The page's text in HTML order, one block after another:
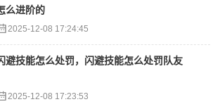
么进阶的
2025-12-08 17:24:45
避技能怎么处罚，闪避技能怎么处罚队友
2025-12-08 17:23:53